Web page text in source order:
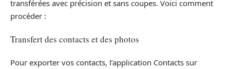
transférées avec précision et sans coupes. Voici comment
procéder :
Transfert des contacts et des photos
Pour exporter vos contacts, l’application Contacts sur